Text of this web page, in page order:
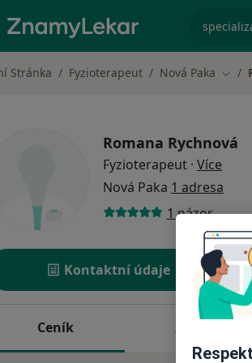
Stránka Fyzioterapeut Nová Paka
Romana Rychnová
Fyzioterapeut · Více
Nová Paka 1 adresa
1 názor
Kontaktní údaje
Ceník Adresy